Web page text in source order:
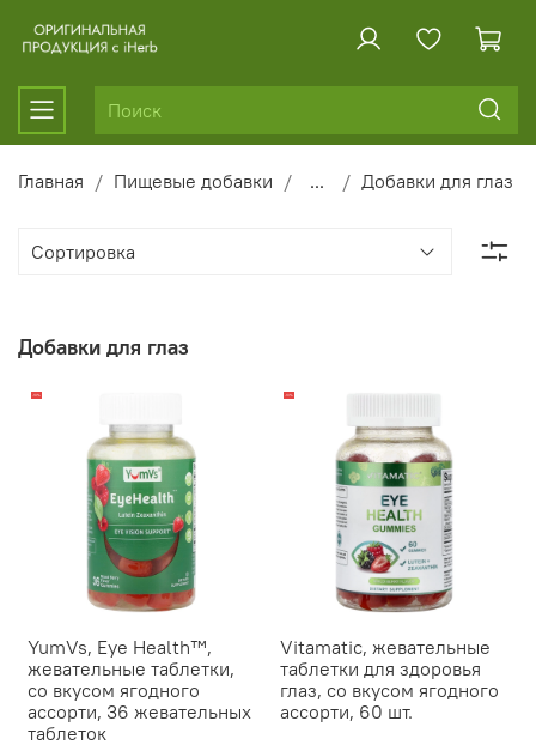
Главная Пищевые добавки ... Добавки для глаз
Добавки для глаз
-19%
YumVs, Eye Health™,
жевательные таблетки,
со вкусом ягодного
ассорти, 36 жевательных
таблеток
-10%
Vitamatic, жевательные
таблетки для здоровья
глаз, со вкусом ягодного
ассорти, 60 шт.